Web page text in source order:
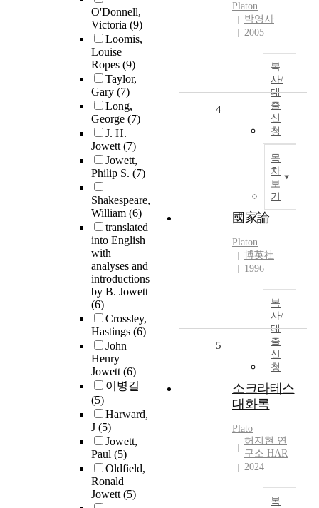
O'Donnell,
Victoria (9)
Loomis,
Louise
Ropes (9)
Taylor,
Gary (7)
Long,
George (7)
J. H.
Jowett(7)
Jowett,
Philip S. (7)
Shakespeare,
William (6)
translated
into English
with
analyses and
introductions
by B. Jowett
(6)
Crossley,
Hastings (6)
John
Henry
Jowett(6)
이병길
(5)
Harward,
J (5)
Jowett,
Paul (5)
Oldfield,
Ronald
Jowett(5)
Platon
박영사
2005
복
사/
대
출
신
청
목
차
보
기
4
國家論
Platon
博英社
1996
복
사/
대
출
신
청
5
소크라테스
대화록
Plato
허지현 연
구소 HAR
2024
복